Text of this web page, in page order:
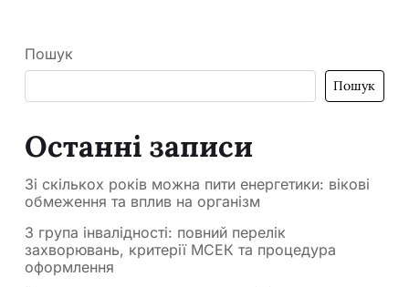
Пошук
Пошук
Останні записи
Зі скількох років можна пити енергетики: вікові
обмеження та вплив на організм
3 група інвалідності: повний перелік
захворювань, критерії МСЕК та процедура
оформлення